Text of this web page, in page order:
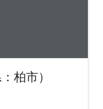
柏市）